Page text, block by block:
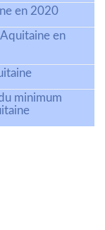
en 2020
en
minimum